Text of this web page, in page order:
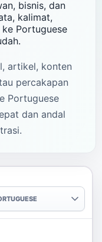
bisnis, dan
kalimat,
Portuguese
artikel, konten
percakapan
Portuguese
dan andal